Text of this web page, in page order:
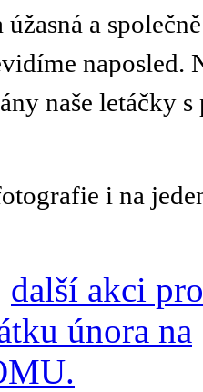
a
naposled.
naše letáčky
i na
další akci
února na